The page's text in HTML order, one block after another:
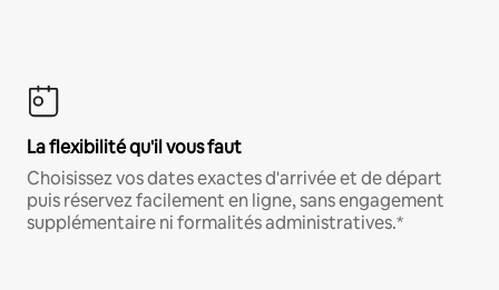
La flexibilité qu'il vous faut
Choisissez vos dates exactes d'arrivée et de départ
puis réservez facilement en ligne, sans engagement
supplémentaire ni formalités administratives.*